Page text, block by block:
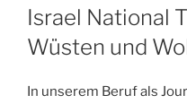
AM
Israel National
Wüsten und
In unserem Beruf als